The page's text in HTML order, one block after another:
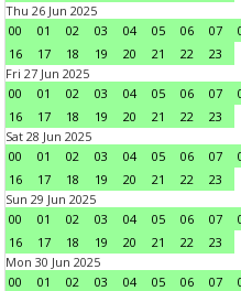
Thu 26 Jun 2025
00
01 02 03 04 05 06 07
16
17 18 19 20 21 22
23
Fri 27 Jun 2025
00
01 02 03 04 05 06 07
16
17 18 19 20 21 22
23
Sat 28 Jun 2025
00
01 02 03 04 05 06 07
16
17 18 19 20 21 22
23
Sun 29 Jun 2025
00
01 02 03 04 05 06 07
16
17 18 19 20 21 22
23
Mon 30 Jun 2025
00
01 02 03 04 05 06 07